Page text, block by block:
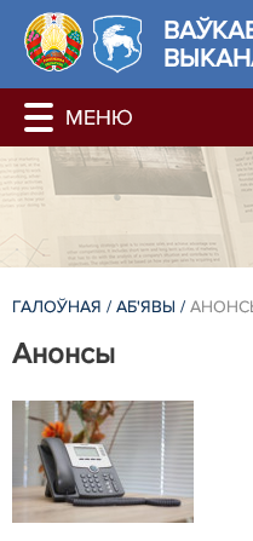
ГАЛОЎНАЯ / АБ'ЯВЫ /
Анонсы